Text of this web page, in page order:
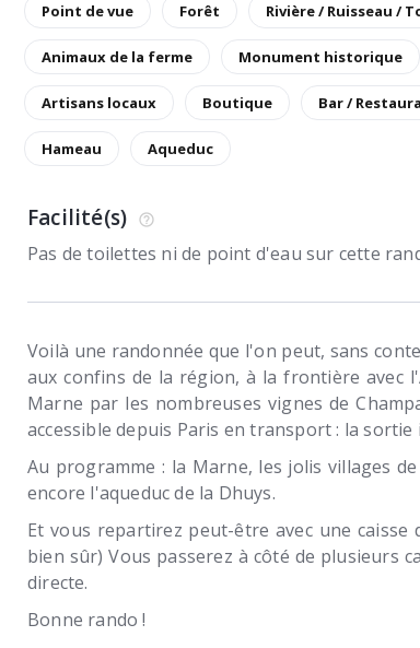
Point de vue Forêt Rivière / Ruisseau /
Animaux de la ferme Monument historique
Artisans locaux Boutique Bar /
Hameau Aqueduc
Facilité(s)
Pas de toilettes ni de point d'eau sur cette
Voilà une randonnée que l'on peut, sans
aux confins de la région, à la frontière avec
Marne par les nombreuses vignes de
accessible depuis Paris en transport : la
Au programme : la Marne, les jolis villages
encore l'aqueduc de la Dhuys.
Et vous repartirez peut-être avec une caisse
bien sûr) Vous passerez à côté de plusieurs
directe.
Bonne rando !